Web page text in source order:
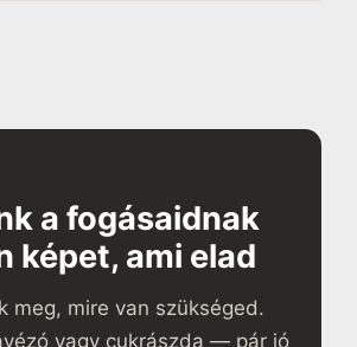
a fogásaidnak
képet, ami elad
meg, mire van szükséged.
vagy cukrászda — pár jó